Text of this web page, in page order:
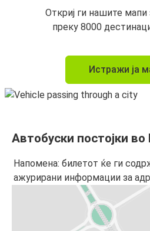
Откриј ги нашите
преку 8000
Истражи ја
Автобуски постојки
Напомена: билетот ќе ги
ажурирани информации за